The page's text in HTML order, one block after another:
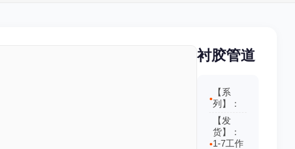
衬胶管道
【系
列】：
【发
货】：
1-7工作